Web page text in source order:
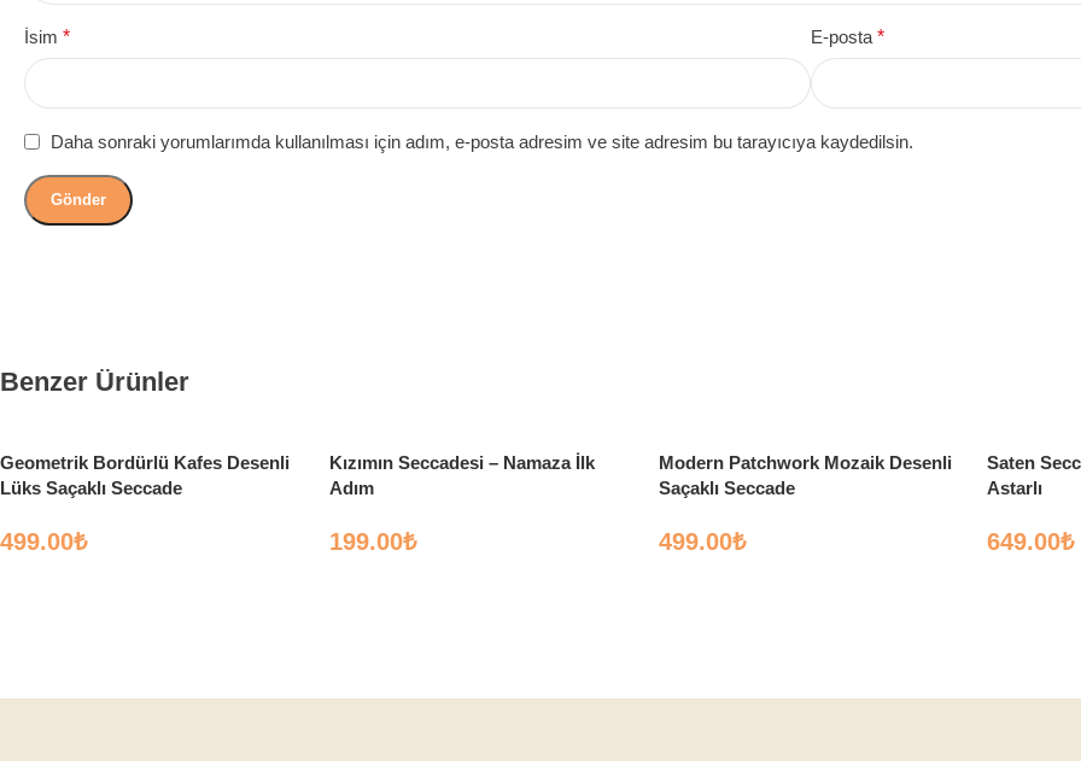
İsim * E-posta *
Daha sonraki yorumlarımda kullanılması için adım, e-posta adresim ve site adresim bu tarayıcıya kaydedilsin.
Benzer Ürünler
Geometrik Bordürlü Kafes Desenli
Lüks Saçaklı Seccade
499.00₺
Kızımın Seccadesi – Namaza İlk
Adım
199.00₺
Modern Patchwork Mozaik Desenli
Saçaklı Seccade
499.00₺
Saten
Astarlı
649.00₺